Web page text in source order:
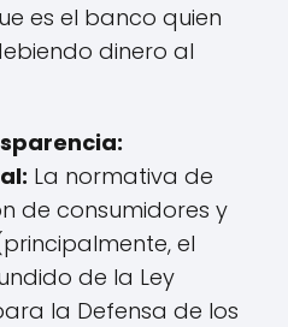
es el banco quien
dinero al
La normativa de
de consumidores y
el
de la Ley
la Defensa de los